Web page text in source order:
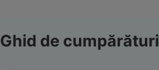
Ghid de cumpărături